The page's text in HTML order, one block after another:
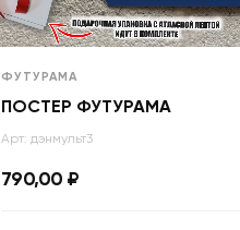
ФУТУРАМА
ПОСТЕР ФУТУРАМА
Арт: дэнмульт3
790,00 ₽